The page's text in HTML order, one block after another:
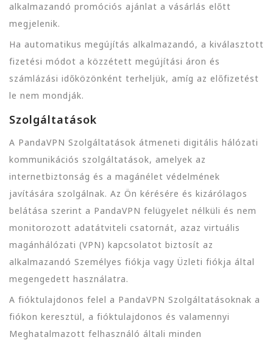
alkalmazandó promóciós ajánlat a vásárlás előtt
megjelenik.
Ha automatikus megújítás alkalmazandó, a kiválasztott
fizetési módot a közzétett megújítási áron és
számlázási időközönként terheljük, amíg az előfizetést
le nem mondják.
Szolgáltatások
A PandaVPN Szolgáltatások átmeneti digitális hálózati
kommunikációs szolgáltatások, amelyek az
internetbiztonság és a magánélet védelmének
javítására szolgálnak. Az Ön kérésére és kizárólagos
belátása szerint a PandaVPN felügyelet nélküli és nem
monitorozott adatátviteli csatornát, azaz virtuális
magánhálózati (VPN) kapcsolatot biztosít az
alkalmazandó Személyes fiókja vagy Üzleti fiókja által
megengedett használatra.
A fióktulajdonos felel a PandaVPN Szolgáltatásoknak a
fiókon keresztül, a fióktulajdonos és valamennyi
Meghatalmazott felhasználó általi minden